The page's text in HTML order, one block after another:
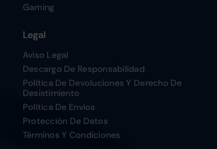
Gaming
Legal
Aviso Legal
Descargo De Responsabilidad
Política De Devoluciones Y Derecho De
Desistimiento
Política De Envios
Protección De Datos
Términos Y Condiciones